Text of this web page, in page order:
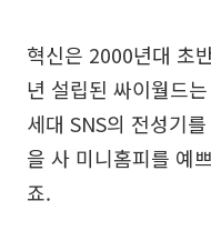
혁신은 2000년대 초
년 설립된 싸이월드
세대 SNS의 전성기
을 사 미니홈피를 예
죠.